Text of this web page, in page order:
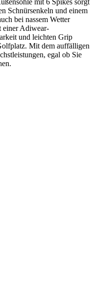
Schnürsenkeln und einem
bei nassem Wetter
einer Adiwear-
und leichten Grip
Mit dem auffälligen
egal ob Sie